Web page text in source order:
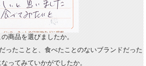
商品を選びましたか。
ったことと、食べたことのないブランドだった
ってみていかがでしたか。